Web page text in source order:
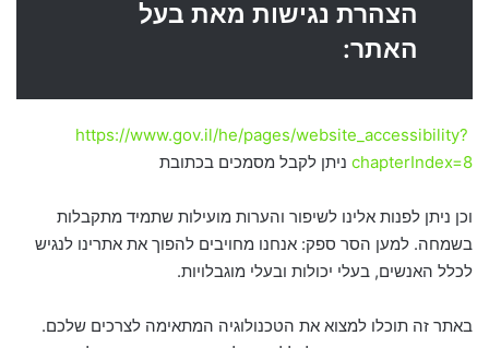
הצהרת נגישות מאת בעל
האתר:
https://www.gov.il/he/pages/website_accessibility?
chapterIndex=8 ניתן לקבל מסמכים בכתובת
וכן ניתן לפנות אלינו לשיפור והערות מועילות שתמיד מתקבלות
בשמחה. למען הסר ספק: אנחנו מחויבים להפוך את אתרינו לנגיש
לכלל האנשים, בעלי יכולות ובעלי מוגבלויות.
באתר זה תוכלו למצוא את הטכנולוגיה המתאימה לצרכים שלכם.